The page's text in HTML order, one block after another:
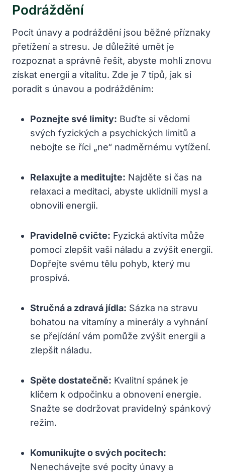
Podráždění
Pocit únavy a podráždění jsou běžné příznaky
přetížení a stresu. Je důležité umět je
rozpoznat a správně řešit, abyste mohli znovu
získat energii a vitalitu. Zde je 7 tipů, jak si
poradit s únavou a podrážděním:
Poznejte své limity: Buďte si vědomi
svých fyzických a psychických limitů a
nebojte se říci „ne“ nadměrnému vytížení.
Relaxujte a meditujte: Najděte si čas na
relaxaci a meditaci, abyste uklidnili mysl a
obnovili energii.
Pravidelně cvičte: Fyzická aktivita může
pomoci zlepšit vaši náladu a zvýšit energii.
Dopřejte svému tělu pohyb, který mu
prospívá.
Stručná a zdravá jídla: Sázka na stravu
bohatou na vitamíny a minerály a vyhnání
se přejídání vám pomůže zvýšit energii a
zlepšit náladu.
Spěte dostatečně: Kvalitní spánek je
klíčem k odpočinku a obnovení energie.
Snažte se dodržovat pravidelný spánkový
režim.
Komunikujte o svých pocitech:
Nenechávejte své pocity únavy a